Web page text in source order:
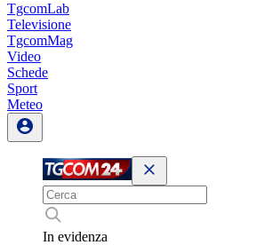
TgcomLab
Televisione
TgcomMag
Video
Schede
Sport
Meteo
In evidenza